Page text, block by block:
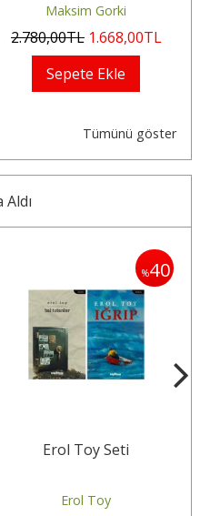
Maksim Gorki
2.780,00TL 1.668,00TL
Sepete Ekle
Tümünü göster
%40
Erol Toy Seti
Erol Toy